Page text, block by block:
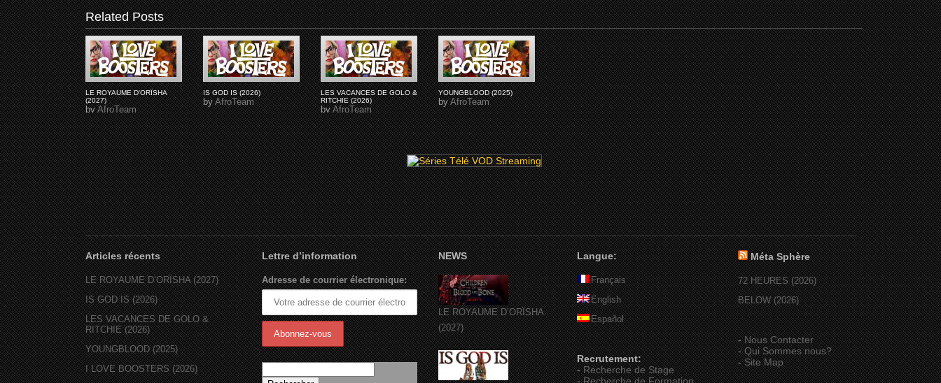
Related Posts
LE ROYAUME D'ORÏSHA
(2027)
byAfroTeam
IS GOD IS (2026)
byAfroTeam
LES VACANCES DE GOLO &
RITCHIE (2026)
byAfroTeam
YOUNGBLOOD (2025)
byAfroTeam
Articles récents
LE ROYAUME D’ORÏSHA (2027)
IS GOD IS (2026)
LES VACANCES DE GOLO &
RITCHIE (2026)
YOUNGBLOOD (2025)
I LOVE BOOSTERS (2026)
Lettre d’information
Adresse de courrier électronique:
NEWS
LE ROYAUME D’ORÏSHA
(2027)
Langue:
Français
English
Español
Recrutement:
-Recherche de Stage
Méta Sphère
72 HEURES (2026)
BELOW (2026)
-Nous Contacter
-Qui Sommes nous?
-Site Map